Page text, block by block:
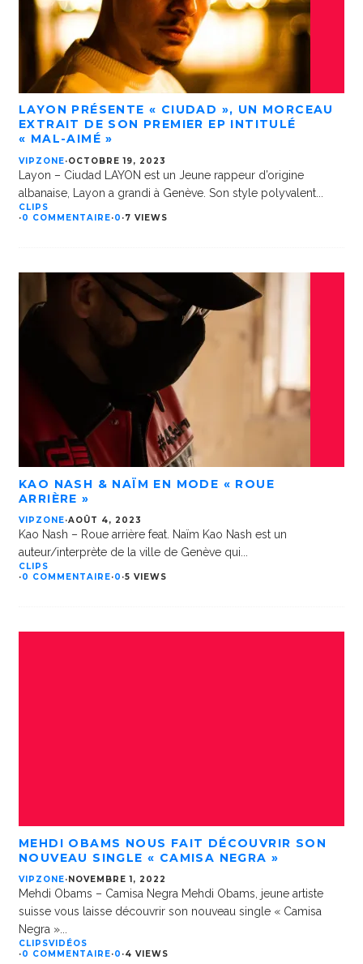
LAYON PRÉSENTE « CIUDAD », UN MORCEAU
EXTRAIT DE SON PREMIER EP INTITULÉ
« MAL-AIMÉ »
VIPZONE·OCTOBRE 19, 2023
Layon – Ciudad LAYON est un Jeune rappeur d’origine
albanaise, Layon a grandi à Genève. Son style polyvalent
CLIPS
·0 COMMENTAIRE·0 ·7 VIEWS
KAO NASH & NAÏM EN MODE « ROUE
ARRIÈRE »
VIPZONE·AOÛT 4, 2023
Kao Nash – Roue arrière feat. Naïm Kao Nash est un
auteur/interprète de la ville de Genève qui...
CLIPS
·0 COMMENTAIRE·0 ·5 VIEWS
MEHDI OBAMS NOUS FAIT DÉCOUVRIR SON
NOUVEAU SINGLE « CAMISA NEGRA »
VIPZONE· NOVEMBRE 1, 2022
Mehdi Obams – Camisa Negra Mehdi Obams, jeune artiste
suisse vous laisse découvrir son nouveau single « Camisa
Negra »...
CLIPSVIDÉOS
·0 COMMENTAIRE·0 ·4 VIEWS